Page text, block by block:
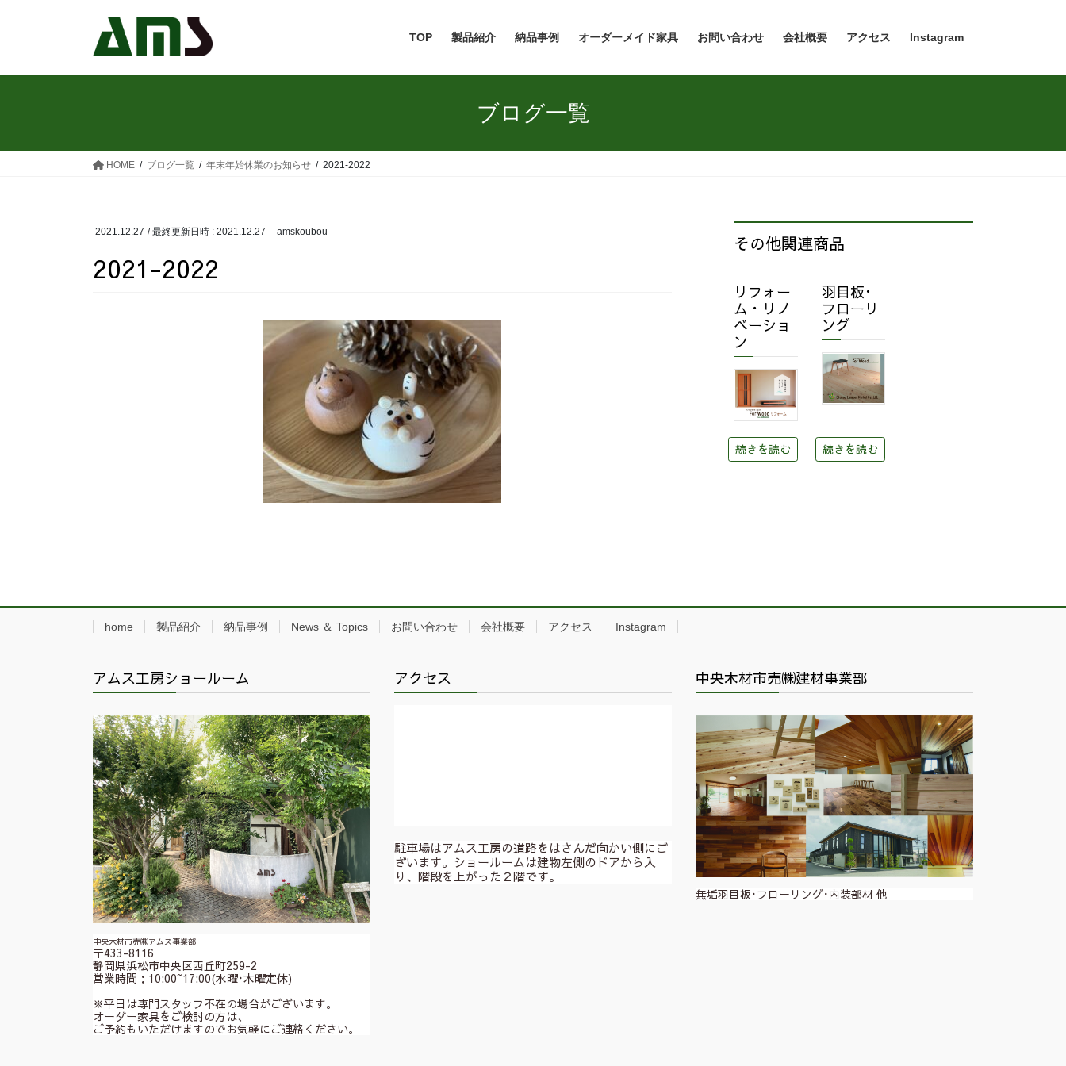
TOP 製品紹介 納品事例 オーダーメイド家具 お問い合わせ 会社概要 アクセス Instagram
ブログ一覧
HOME ブログ一覧 年末年始休業のお知らせ 2021-2022
2021.12.27 / 最終更新日時 : 2021.12.27 amskoubou
2021-2022
その他関連商品
リフォー
ム・リノ
ベーショ
ン
続きを読む
羽目板･
フローリ
ング
続きを読む
home 製品紹介 納品事例 News ＆ Topics お問い合わせ 会社概要 アクセス Instagram
アムス工房ショールーム
中央木材市売㈱アムス事業部
〒433-8116
静岡県浜松市中央区西丘町259-2
営業時間：10:00~17:00(水曜･木曜定休)
※平日は専門スタッフ不在の場合がございます。
オーダー家具をご検討の方は、
ご予約もいただけますのでお気軽にご連絡ください。
アクセス
駐車場はアムス工房の道路をはさんだ向かい側にご
ざいます。ショールームは建物左側のドアから入
り、階段を上がった２階です。
中央木材市売㈱建材事業部
無垢羽目板･フローリング･内装部材 他